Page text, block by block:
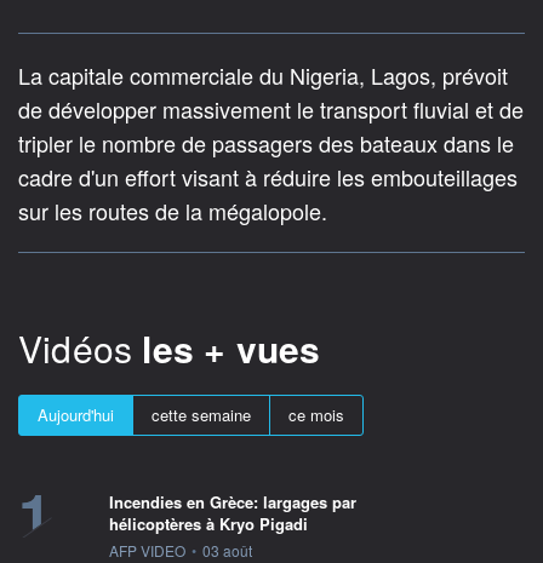
La capitale commerciale du Nigeria, Lagos, prévoit
de développer massivement le transport fluvial et de
tripler le nombre de passagers des bateaux dans le
cadre d'un effort visant à réduire les embouteillages
sur les routes de la mégalopole.
Vidéos les + vues
Aujourd'hui cette semaine ce mois
1
Incendies en Grèce: largages par
hélicoptères à Kryo Pigadi
information fournie par
AFP VIDEO • 03 août